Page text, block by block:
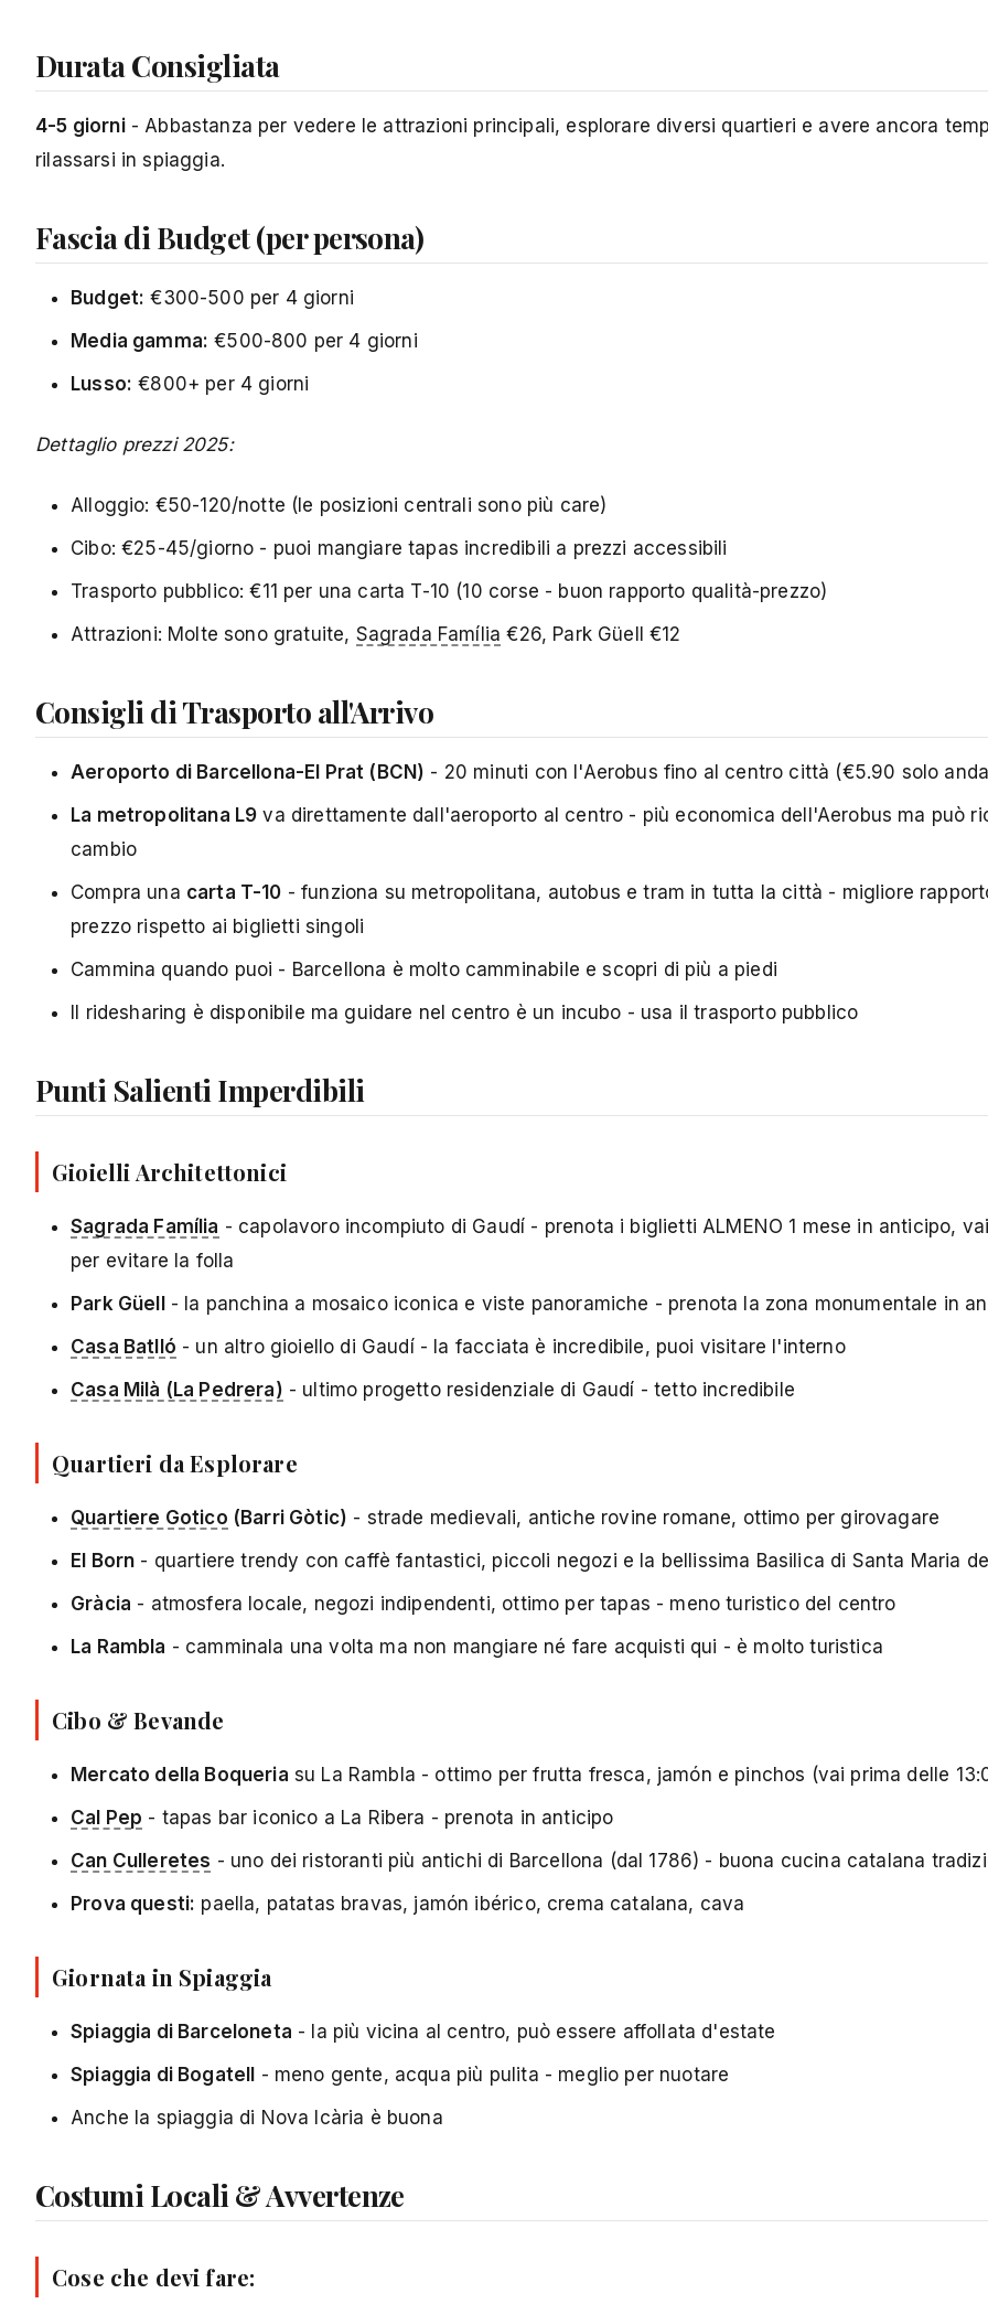
Durata Consigliata
4-5 giorni- Abbastanza per vedere le attrazioni principali, esplorare diversi quartieri e avere ancora
rilassarsi in spiaggia.
Fascia di Budget (per persona)
Budget: €300-500 per 4 giorni
Media gamma: €500-800 per 4 giorni
Lusso: €800+ per 4 giorni
Dettaglio prezzi 2025:
Alloggio: €50-120/notte (le posizioni centrali sono più care)
Cibo: €25-45/giorno - puoi mangiare tapas incredibili a prezzi accessibili
Trasporto pubblico: €11 per una carta T-10 (10 corse - buon rapporto qualità-prezzo)
Attrazioni: Molte sono gratuite, Sagrada Família €26, Park Güell €12
Consigli di Trasporto all'Arrivo
Aeroporto di Barcellona-El Prat (BCN) - 20 minuti con l'Aerobus fino al centro città (€5.90 solo
La metropolitana L9 va direttamente dall'aeroporto al centro - più economica dell'Aerobus ma può
cambio
Compra una carta T-10 - funziona su metropolitana, autobus e tram in tutta la città - migliore
prezzo rispetto ai biglietti singoli
Cammina quando puoi - Barcellona è molto camminabile e scopri di più a piedi
Il ridesharing è disponibile ma guidare nel centro è un incubo - usa il trasporto pubblico
Punti Salienti Imperdibili
Gioielli Architettonici
Sagrada Família - capolavoro incompiuto di Gaudí - prenota i biglietti ALMENO 1 mese in anticipo,
per evitare la folla
Park Güell- la panchina a mosaico iconica e viste panoramiche - prenota la zona monumentale in
Casa Batlló - un altro gioiello di Gaudí - la facciata è incredibile, puoi visitare l'interno
Casa Milà (La Pedrera) - ultimo progetto residenziale di Gaudí - tetto incredibile
Quartieri da Esplorare
Quartiere Gotico (Barri Gòtic) - strade medievali, antiche rovine romane, ottimo per girovagare
El Born - quartiere trendy con caffè fantastici, piccoli negozi e la bellissima Basilica di Santa Maria
Gràcia - atmosfera locale, negozi indipendenti, ottimo per tapas - meno turistico del centro
La Rambla - camminala una volta ma non mangiare né fare acquisti qui - è molto turistica
Cibo & Bevande
Mercato della Boqueria su La Rambla - ottimo per frutta fresca, jamón e pinchos (vai prima delle
Cal Pep - tapas bar iconico a La Ribera - prenota in anticipo
Can Culleretes - uno dei ristoranti più antichi di Barcellona (dal 1786) - buona cucina catalana
Prova questi: paella, patatas bravas, jamón ibérico, crema catalana, cava
Giornata in Spiaggia
Spiaggia di Barceloneta - la più vicina al centro, può essere affollata d'estate
Spiaggia di Bogatell - meno gente, acqua più pulita - meglio per nuotare
Anche la spiaggia di Nova Icària è buona
Costumi Locali & Avvertenze
Cose che devi fare: